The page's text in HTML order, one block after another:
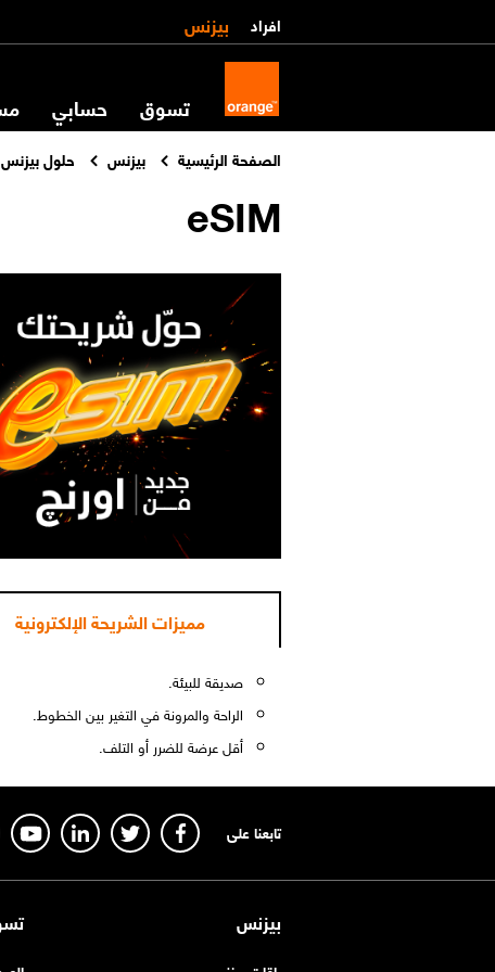
افراد بيزنس
تسوق حسابي
الصفحة الرئيسية بيزنس حلول بيزنس
eSIM
مميزات الشريحة الإلكترونية
صديقة للبيئة.
الراحة والمرونة في التغير بين الخطوط.
أقل عرضة للضرر أو التلف.
تابعنا على
بيزنس